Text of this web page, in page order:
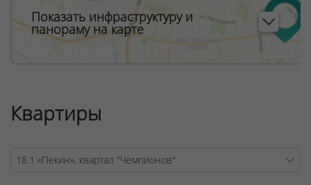
Договор на оказание риэлтерских услуг № 447/6, от
04.09.2025
Показать инфраструктуру и
панораму на карте
Квартиры